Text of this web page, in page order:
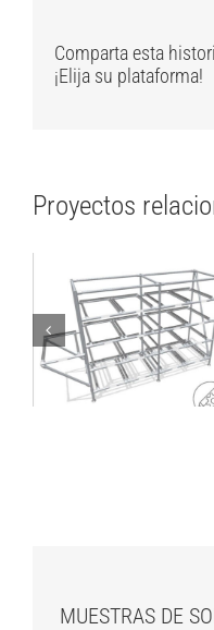
Comparta esta
¡Elija su plataforma!
Proyectos
Rack de producción
lean para pequeñas
cargas
MUESTRAS DE